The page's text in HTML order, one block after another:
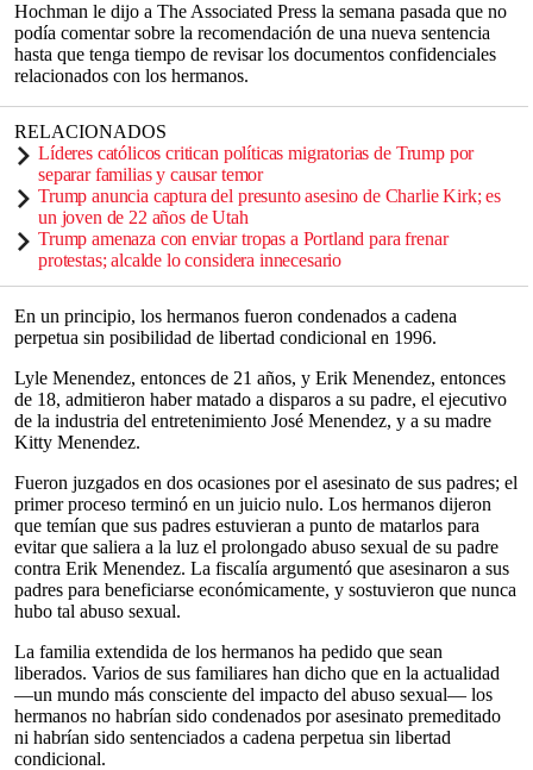
Hochman le dijo a The Associated Press la semana pasada que no
podía comentar sobre la recomendación de una nueva sentencia
hasta que tenga tiempo de revisar los documentos confidenciales
relacionados con los hermanos.
RELACIONADOS
Líderes católicos critican políticas migratorias de Trump por
separar familias y causar temor
Trump anuncia captura del presunto asesino de Charlie Kirk; es
un joven de 22 años de Utah
Trump amenaza con enviar tropas a Portland para frenar
protestas; alcalde lo considera innecesario
En un principio, los hermanos fueron condenados a cadena
perpetua sin posibilidad de libertad condicional en 1996.
Lyle Menendez, entonces de 21 años, y Erik Menendez, entonces
de 18, admitieron haber matado a disparos a su padre, el ejecutivo
de la industria del entretenimiento José Menendez, y a su madre
Kitty Menendez.
Fueron juzgados en dos ocasiones por el asesinato de sus padres; el
primer proceso terminó en un juicio nulo. Los hermanos dijeron
que temían que sus padres estuvieran a punto de matarlos para
evitar que saliera a la luz el prolongado abuso sexual de su padre
contra Erik Menendez. La fiscalía argumentó que asesinaron a sus
padres para beneficiarse económicamente, y sostuvieron que nunca
hubo tal abuso sexual.
La familia extendida de los hermanos ha pedido que sean
liberados. Varios de sus familiares han dicho que en la actualidad
—un mundo más consciente del impacto del abuso sexual— los
hermanos no habrían sido condenados por asesinato premeditado
ni habrían sido sentenciados a cadena perpetua sin libertad
condicional.